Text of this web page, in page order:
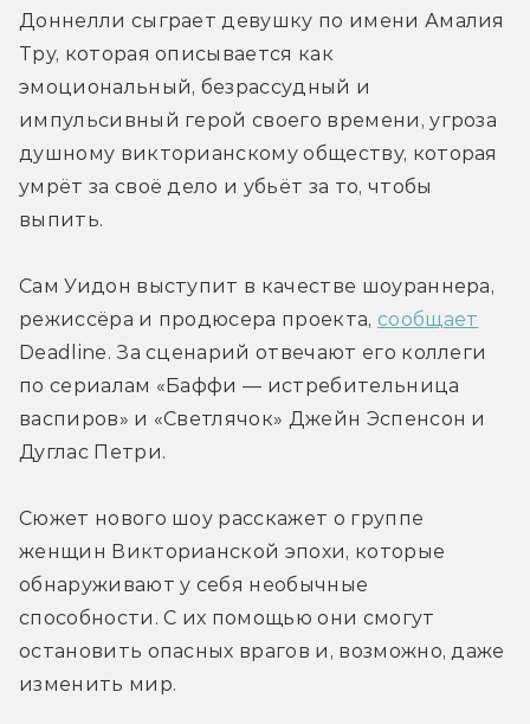
Доннелли сыграет девушку по имени Амалия
Тру, которая описывается как
эмоциональный, безрассудный и
импульсивный герой своего времени, угроза
душному викторианскому обществу, которая
умрёт за своё дело и убьёт за то, чтобы
выпить.
Сам Уидон выступит в качестве шоураннера,
режиссёра и продюсера проекта, сообщает
Deadline. За сценарий отвечают его коллеги
по сериалам «Баффи — истребительница
васпиров» и «Светлячок» Джейн Эспенсон и
Дуглас Петри.
Сюжет нового шоу расскажет о группе
женщин Викторианской эпохи, которые
обнаруживают у себя необычные
способности. С их помощью они смогут
остановить опасных врагов и, возможно, даже
изменить мир.